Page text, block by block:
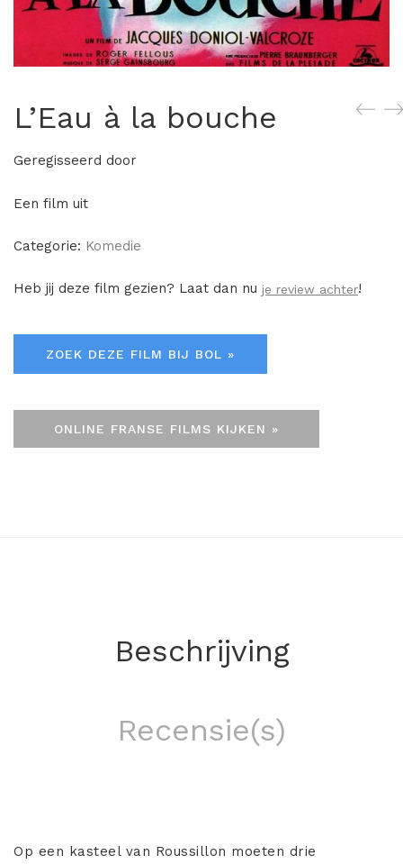
L’Eau à la bouche
Geregisseerd door
Een film uit
Categorie: Komedie
Heb jij deze film gezien? Laat dan nu je review achter!
ZOEK DEZE FILM BIJ BOL »
ONLINE FRANSE FILMS KIJKEN »
Beschrijving
Recensie(s)
Op een kasteel van Roussillon moeten drie